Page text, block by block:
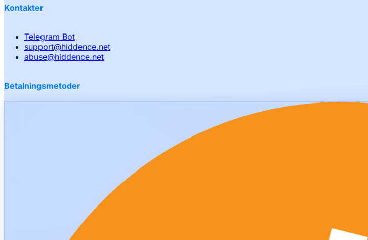
Kontakter
Telegram Bot
support@hiddence.net
abuse@hiddence.net
Betalningsmetoder